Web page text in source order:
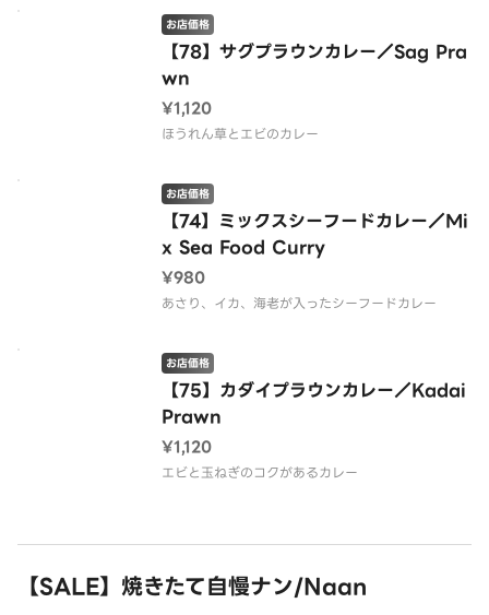
【78】サグプラウンカレー／Sag Pra
wn
お店価格
¥1,120
ほうれん草とエビのカレー
【74】ミックスシーフードカレー／Mi
x Sea Food Curry
お店価格
¥980
あさり、イカ、海老が入ったシーフードカレー
【75】カダイプラウンカレー／Kadai
Prawn
お店価格
¥1,120
エビと玉ねぎのコクがあるカレー
【SALE】焼きたて自慢ナン/Naan